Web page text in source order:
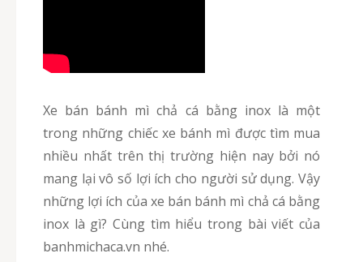
Xe bán bánh mì chả cá bằng inox là một
trong những chiếc xe bánh mì được tìm mua
nhiều nhất trên thị trường hiện nay bởi nó
mang lại vô số lợi ích cho người sử dụng. Vậy
những lợi ích của xe bán bánh mì chả cá bằng
inox là gì? Cùng tìm hiểu trong bài viết của
banhmichaca.vn nhé.